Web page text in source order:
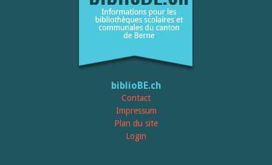
biblioBE.ch
Contact
Impressum
Plan du site
Login